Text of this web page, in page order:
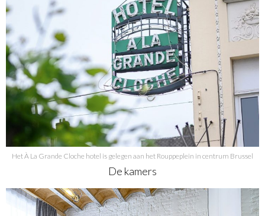
Het À La Grande Cloche hotel is gelegen aan het Rouppeplein in centrum Brussel
De kamers